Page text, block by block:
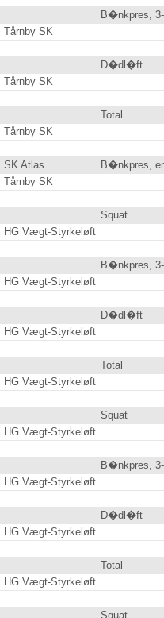
B�nkpres,
Tårnby SK
D�dl�ft
Tårnby SK
Total
Tårnby SK
SK Atlas
B�nkpres,
Tårnby SK
Squat
HG Vægt-Styrkeløft
B�nkpres,
HG Vægt-Styrkeløft
D�dl�ft
HG Vægt-Styrkeløft
Total
HG Vægt-Styrkeløft
Squat
HG Vægt-Styrkeløft
B�nkpres,
HG Vægt-Styrkeløft
D�dl�ft
HG Vægt-Styrkeløft
Total
HG Vægt-Styrkeløft
Squat